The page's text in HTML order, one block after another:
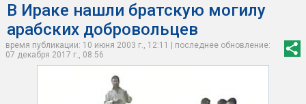
В Ираке нашли братскую могилу
арабских добровольцев
время публикации: 10 июня 2003 г., 12:11 | последнее обновление:
07 декабря 2017 г., 08:56